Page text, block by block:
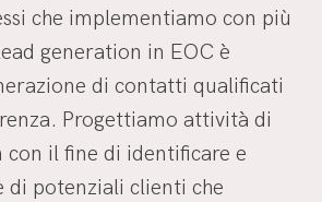
che implementiamo con più
generation in EOC è
di contatti qualificati
Progettiamo attività di
con il fine di identificare e
di potenziali clienti che